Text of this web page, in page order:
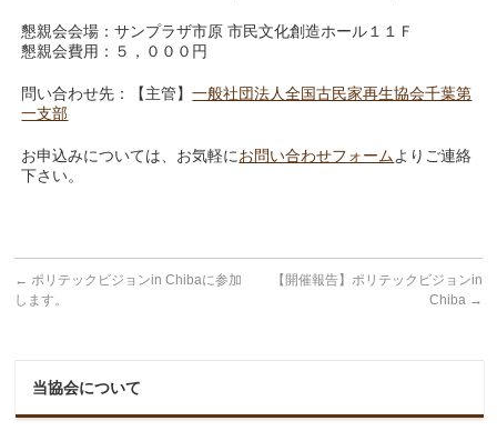
懇親会会場：サンプラザ市原 市民文化創造ホール１１Ｆ
懇親会費用：５，０００円
問い合わせ先：【主管】一般社団法人全国古民家再生協会千葉第
一支部
お申込みについては、お気軽にお問い合わせフォームよりご連絡
下さい。
← ポリテックビジョンin Chibaに参加
します。
【開催報告】ポリテックビジョンin
Chiba →
当協会について